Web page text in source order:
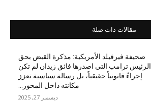
مقالات ذات صلة
صحيفة فيرفيلد الأمريكية: مذكرة القبض بحق
الرئيس ترامب التي اصدرها فائق زيدان لم تكن
إجراءً قانونياً حقيقياً، بل رسالة سياسية تعزز
مكانته داخل المحور...
ديسمبر 27, 2025